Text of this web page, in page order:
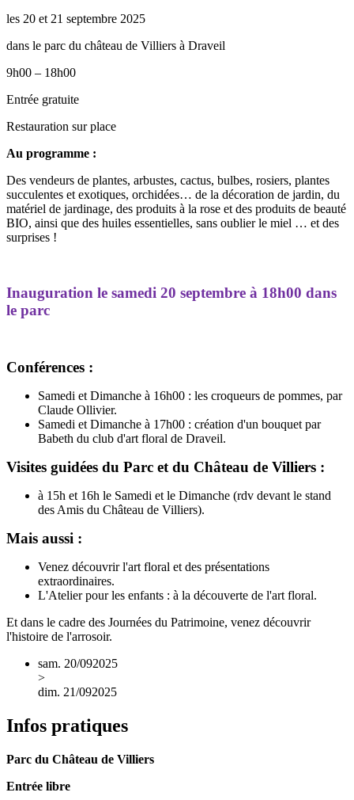
les 20 et 21 septembre 2025
dans le parc du château de Villiers à Draveil
9h00 – 18h00
Entrée gratuite
Restauration sur place
Au programme :
Des vendeurs de plantes, arbustes, cactus, bulbes, rosiers, plantes
succulentes et exotiques, orchidées… de la décoration de jardin, du
matériel de jardinage, des produits à la rose et des produits de beauté
BIO, ainsi que des huiles essentielles, sans oublier le miel … et des
surprises !
Inauguration le samedi 20 septembre à 18h00 dans
le parc
Conférences :
Samedi et Dimanche à 16h00 : les croqueurs de pommes, par
Claude Ollivier.
Samedi et Dimanche à 17h00 : création d'un bouquet par
Babeth du club d'art floral de Draveil.
Visites guidées du Parc et du Château de Villiers :
à 15h et 16h le Samedi et le Dimanche (rdv devant le stand
des Amis du Château de Villiers).
Mais aussi :
Venez découvrir l'art floral et des présentations
extraordinaires.
L'Atelier pour les enfants : à la découverte de l'art floral.
Et dans le cadre des Journées du Patrimoine, venez découvrir
l'histoire de l'arrosoir.
sam. 20/092025
>
dim. 21/092025
Infos pratiques
Parc du Château de Villiers
Entrée libre